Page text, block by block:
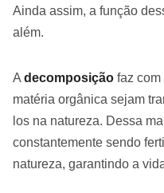
Ainda assim, a função
além.
A decomposição faz com
matéria orgânica sejam
los na natureza. Dessa
constantemente sendo
natureza, garantindo a